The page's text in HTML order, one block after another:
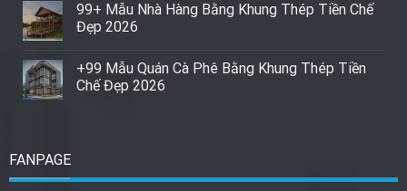
99+ Mẫu Nhà Hàng Bằng Khung Thép Tiền Chế
Đẹp 2026
+99 Mẫu Quán Cà Phê Bằng Khung Thép Tiền
Chế Đẹp 2026
FANPAGE